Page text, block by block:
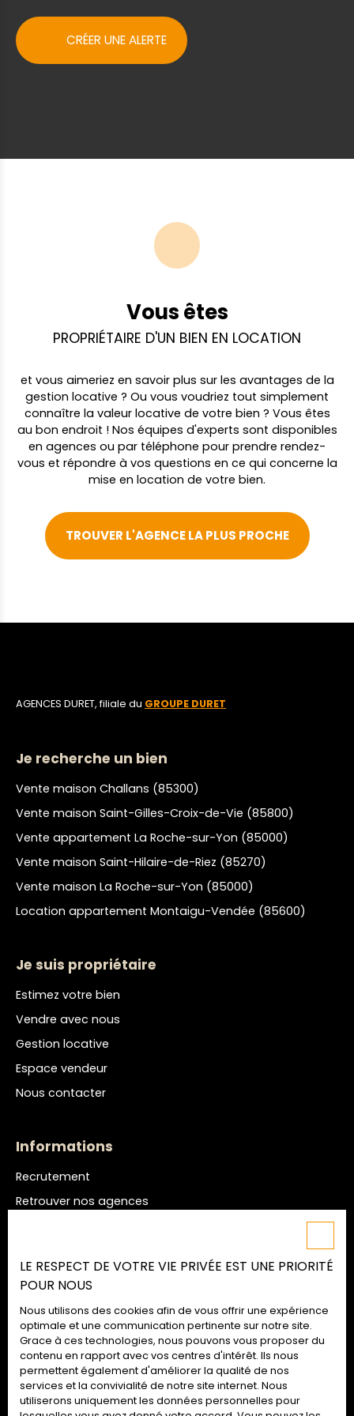
état, adapté aux activités artisanales,
industrielles légères ou de services. ✅ Accès
facile et stratégique. Loyer mensuel : 3000€
d'entreprise. Accueil téléphonique non stop
Géorisques : www. georisques. gouv. fr
CRÉER UNE ALERTE
Vous êtes
PROPRIÉTAIRE D'UN BIEN EN LOCATION
et vous aimeriez en savoir plus sur les avantages de la
gestion locative ? Ou vous voudriez tout simplement
connaître la valeur locative de votre bien ? Vous êtes
au bon endroit ! Nos équipes d'experts sont disponibles
en agences ou par téléphone pour prendre rendez-
vous et répondre à vos questions en ce qui concerne la
mise en location de votre bien.
TROUVER L'AGENCE LA PLUS PROCHE
AGENCES DURET, filiale du GROUPE DURET
Je recherche un bien
Vente maison Challans (85300)
Vente maison Saint-Gilles-Croix-de-Vie (85800)
Vente appartement La Roche-sur-Yon (85000)
Vente maison Saint-Hilaire-de-Riez (85270)
Vente maison La Roche-sur-Yon (85000)
Location appartement Montaigu-Vendée (85600)
Je suis propriétaire
Estimez votre bien
Vendre avec nous
Gestion locative
Espace vendeur
Nous contacter
Informations
Recrutement
Retrouver nos agences
Politique de confidentialité
Gérer les cookies
Propulsé par
LE RESPECT DE VOTRE VIE PRIVÉE EST UNE PRIORITÉ
POUR NOUS
Nous utilisons des cookies afin de vous offrir une expérience
optimale et une communication pertinente sur notre site.
Grace à ces technologies, nous pouvons vous proposer du
contenu en rapport avec vos centres d'intérêt. Ils nous
permettent également d'améliorer la qualité de nos
services et la convivialité de notre site internet. Nous
utiliserons uniquement les données personnelles pour